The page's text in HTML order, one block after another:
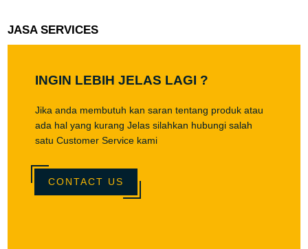
JASA SERVICES
INGIN LEBIH JELAS LAGI ?
Jika anda membutuh kan saran tentang produk atau
ada hal yang kurang Jelas silahkan hubungi salah
satu Customer Service kami
CONTACT US